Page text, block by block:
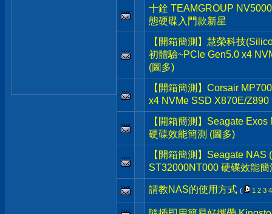
十銓 TEAMGROUP
態硬碟入門款新星
【開箱簡測】慧榮科技
初體驗~PCIe Gen5.0 x4
(圖多)
【開箱簡測】Corsair
x4 NVMe SSD X870E/Z890
【開箱簡測】Seagate
硬碟效能簡測 (圖多)
【開箱簡測】Seagate
ST32000NT000 硬碟效能簡
請教NAS的使用方式 ( 1 2 3 4